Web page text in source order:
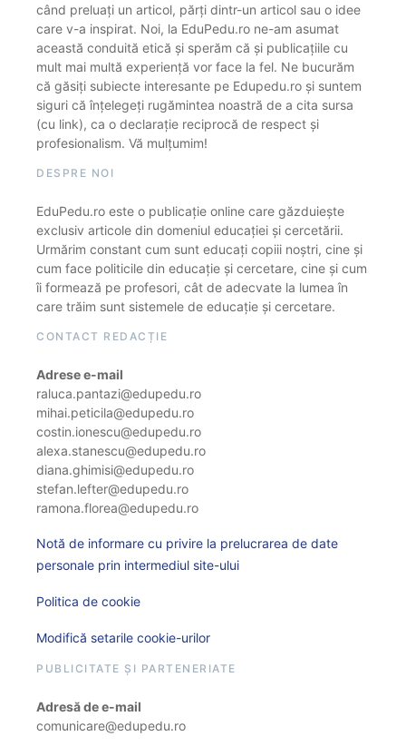
când preluați un articol, părți dintr-un articol sau o idee
care v-a inspirat. Noi, la EduPedu.ro ne-am asumat
această conduită etică și sperăm că și publicațiile cu
mult mai multă experiență vor face la fel. Ne bucurăm
că găsiți subiecte interesante pe Edupedu.ro și suntem
siguri că înțelegeți rugămintea noastră de a cita sursa
(cu link), ca o declarație reciprocă de respect și
profesionalism. Vă mulțumim!
DESPRE NOI
EduPedu.ro este o publicație online care găzduiește
exclusiv articole din domeniul educației și cercetării.
Urmărim constant cum sunt educați copiii noștri, cine și
cum face politicile din educație și cercetare, cine și cum
îi formează pe profesori, cât de adecvate la lumea în
care trăim sunt sistemele de educație și cercetare.
CONTACT REDACȚIE
Adrese e-mail
raluca.pantazi@edupedu.ro
mihai.peticila@edupedu.ro
costin.ionescu@edupedu.ro
alexa.stanescu@edupedu.ro
diana.ghimisi@edupedu.ro
stefan.lefter@edupedu.ro
ramona.florea@edupedu.ro
Notă de informare cu privire la prelucrarea de date
personale prin intermediul site-ului
Politica de cookie
Modifică setarile cookie-urilor
PUBLICITATE ȘI PARTENERIATE
Adresă de e-mail
comunicare@edupedu.ro